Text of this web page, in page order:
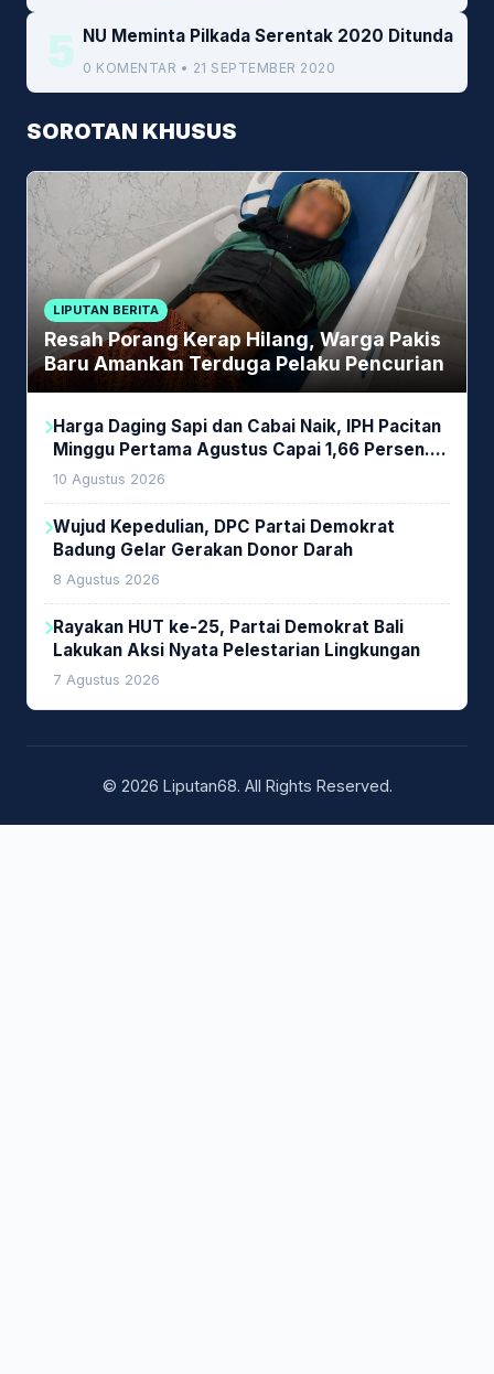
5 NU Meminta Pilkada Serentak 2020 Ditunda
0 KOMENTAR • 21 SEPTEMBER 2020
SOROTAN KHUSUS
LIPUTAN BERITA
Resah Porang Kerap Hilang, Warga Pakis
Baru Amankan Terduga Pelaku Pencurian
Harga Daging Sapi dan Cabai Naik, IPH Pacitan
Minggu Pertama Agustus Capai 1,66 Persen.
Ini Penjelasan Kabag Ayub
10 Agustus 2026
Wujud Kepedulian, DPC Partai Demokrat
Badung Gelar Gerakan Donor Darah
8 Agustus 2026
Rayakan HUT ke-25, Partai Demokrat Bali
Lakukan Aksi Nyata Pelestarian Lingkungan
7 Agustus 2026
© 2026 Liputan68. All Rights Reserved.